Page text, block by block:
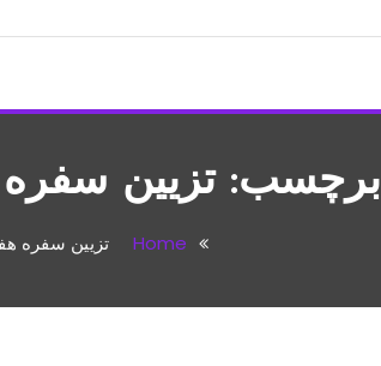
برچسب:تزیین سفره
Home تزیین سفره